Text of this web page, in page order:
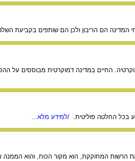
הם הריבון ולכן הם שותפים בקביעת
החיים במדינה דמוקרטית מבוססים על
בכל החלטה פוליטית. /למידע מלא...
הרשות המחוקקת, הוא מקור הכוח, והוא